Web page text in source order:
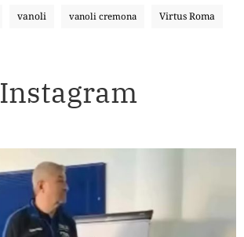
vanoli vanoli cremona Virtus Roma
Instagram